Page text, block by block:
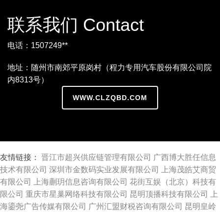
联系我们 Contact
电话：1507249**
地址：随州市南郊平原岗村（程力专用汽车股份有限公司院
内8313号）
WWW.CLZQBD.COM
友情链接： 晋江市超兴供应链管理有限公司 广西博大胜任信息
技术有限公司 深圳市金数码实业发展有限公司
上海茂皓艾商贸
有限公司
上海蒯玥信息咨询有限公司 花街互娱（北京）科技有
限公司 重庆市星巢网络科技有限公司 昆明顶播科技有限公司
上
海鎏尧广告传媒有限公司 广州汇盟财税咨询有限公司 昆明皇岭